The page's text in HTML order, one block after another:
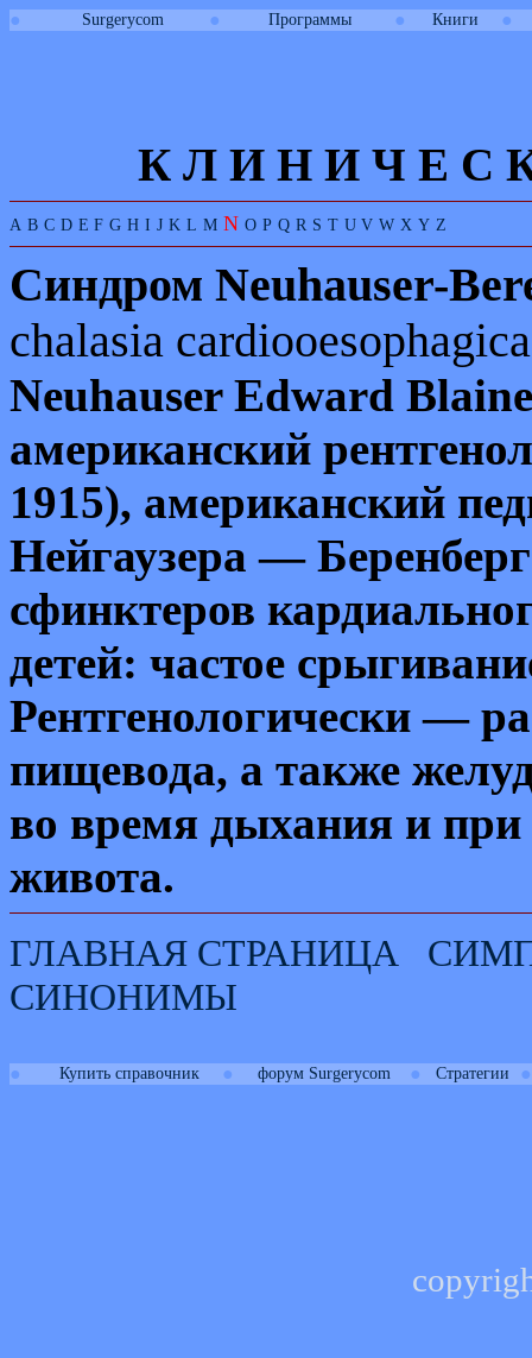
● Surgerycom ● Программы ● Книги ●
К Л И Н И Ч Е С
A B C D E F G H I J K L M N O P Q R S T U V W X Y Z
Синдром Neuhauser-
chalasia cardiooesophagica
Neuhauser Edward Blaine
американский
1915), американский
Нейгаузера —
сфинктеров
детей: частое
Рентгенологически —
пищевода, а также
во время дыхания и при
живота.
ГЛАВНАЯ СТРАНИЦА
СИНОНИМЫ
● Купить справочник ● форум Surgerycom ● Стратегии ●